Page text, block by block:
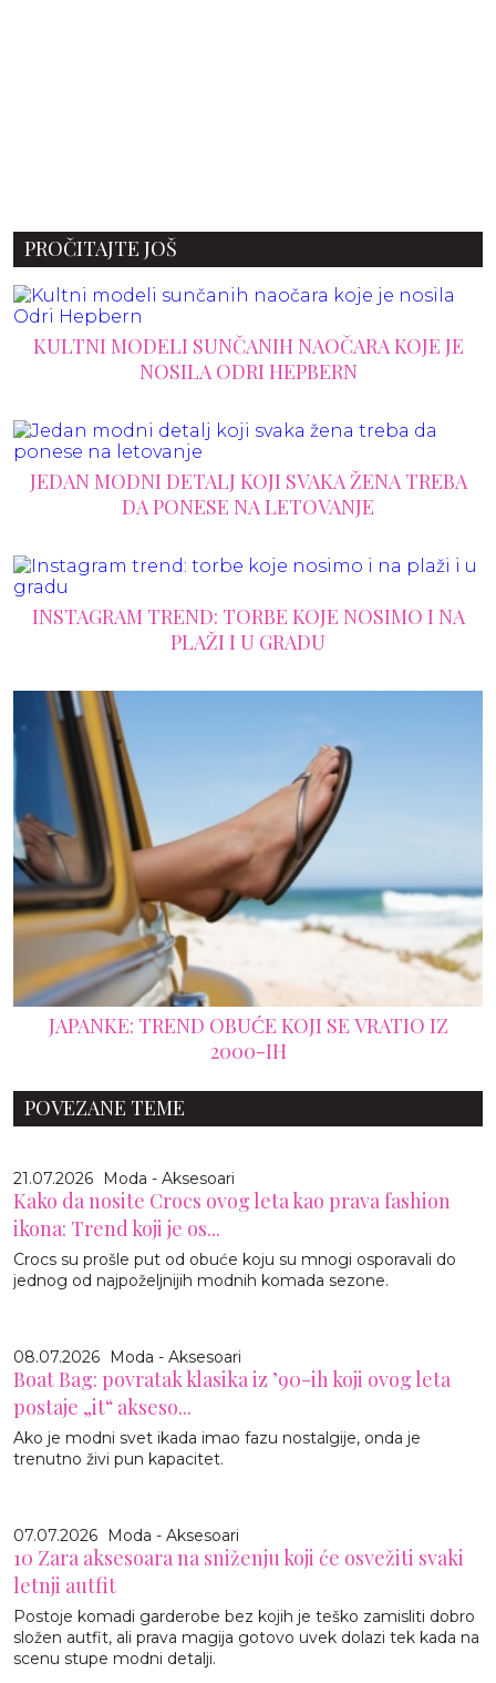
PROČITAJTE JOŠ
KULTNI MODELI SUNČANIH NAOČARA KOJE JE
NOSILA ODRI HEPBERN
JEDAN MODNI DETALJ KOJI SVAKA ŽENA TREBA
DA PONESE NA LETOVANJE
INSTAGRAM TREND: TORBE KOJE NOSIMO I NA
PLAŽI I U GRADU
JAPANKE: TREND OBUĆE KOJI SE VRATIO IZ
2000-IH
POVEZANE TEME
21.07.2026 Moda - Aksesoari
Kako da nosite Crocs ovog leta kao prava fashion
ikona: Trend koji je os...
Crocs su prošle put od obuće koju su mnogi osporavali do
jednog od najpoželjnijih modnih komada sezone.
08.07.2026 Moda - Aksesoari
Boat Bag: povratak klasika iz ’90-ih koji ovog leta
postaje „it“ akseso...
Ako je modni svet ikada imao fazu nostalgije, onda je
trenutno živi pun kapacitet.
07.07.2026 Moda - Aksesoari
10 Zara aksesoara na sniženju koji će osvežiti svaki
letnji autfit
Postoje komadi garderobe bez kojih je teško zamisliti dobro
složen autfit, ali prava magija gotovo uvek dolazi tek kada na
scenu stupe modni detalji.